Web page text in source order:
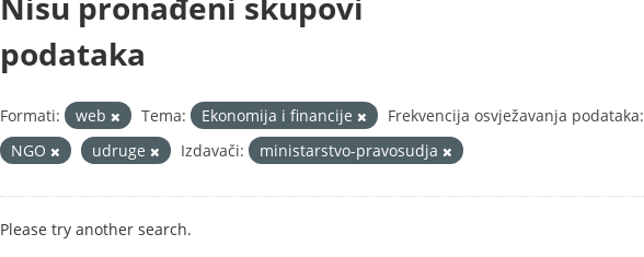
podataka
Formati: web Tema: Ekonomija i financije Frekvencija osvježavanja podataka:
NGO
udruge Izdavači: ministarstvo-pravosudja
Please try another search.